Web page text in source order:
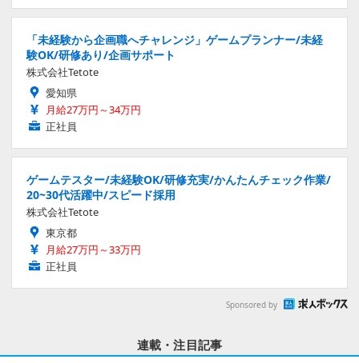
「未経験から企画職へチャレンジ」ゲームプランナー/未経
験OK/研修あり/企画サポート
株式会社Tetote
愛知県
月給27万円～34万円
正社員
ゲームテスター/未経験OK/研修充実/かんたんチェック作業/
20~30代活躍中/スピード採用
株式会社Tetote
東京都
月給27万円～33万円
正社員
Sponsored by
連載・注目記事